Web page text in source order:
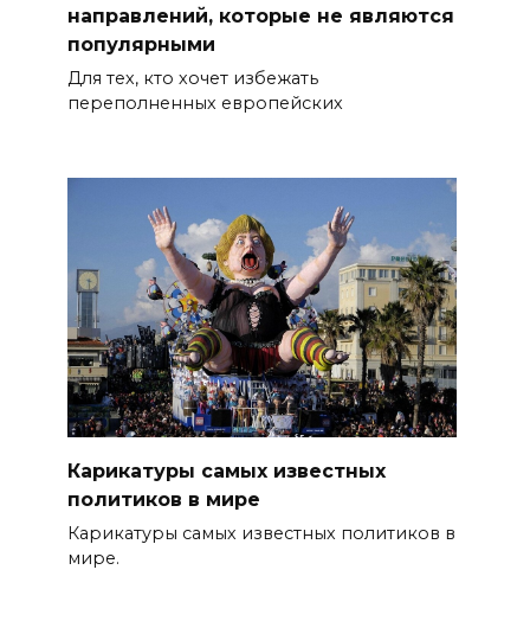
направлений, которые не являются
популярными
Для тех, кто хочет избежать
переполненных европейских
Карикатуры самых известных
политиков в мире
Карикатуры самых известных политиков в
мире.